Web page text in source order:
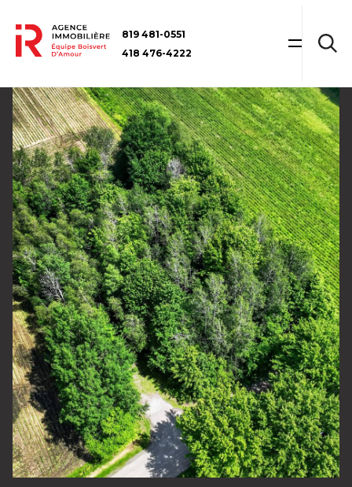
819 481-0551
418 476-4222